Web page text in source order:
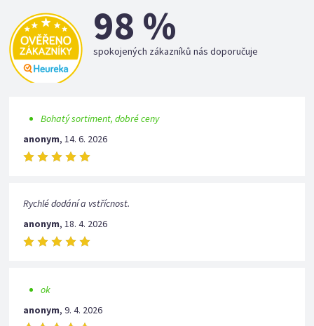
98 %
spokojených zákazníků nás doporučuje
Bohatý sortiment, dobré ceny
anonym,14. 6. 2026
Rychlé dodání a vstřícnost.
anonym,18. 4. 2026
ok
anonym,9. 4. 2026